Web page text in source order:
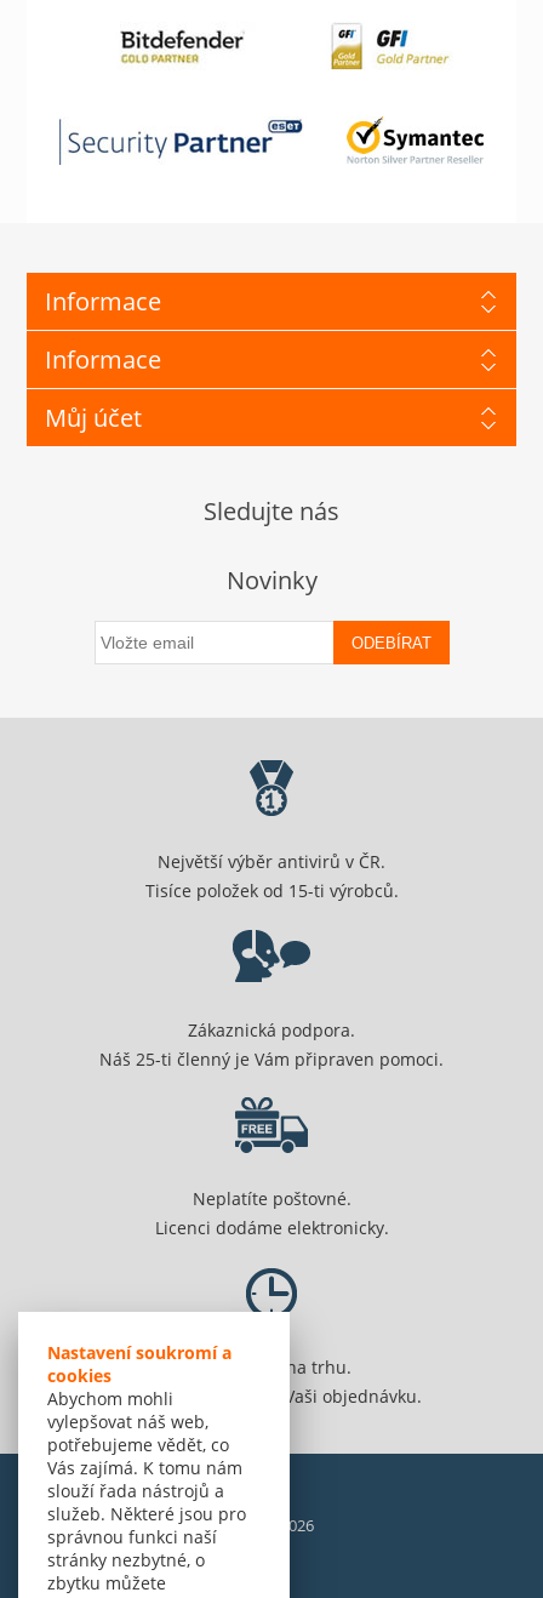
Nastavení soukromí a
cookies
Abychom mohli
vylepšovat náš web,
potřebujeme vědět, co
Vás zajímá. K tomu nám
slouží řada nástrojů a
služeb. Některé jsou pro
správnou funkci naší
stránky nezbytné, o
zbytku můžete
Informace
Informace
Můj účet
Sledujte nás
Novinky
ODEBÍRAT
Největší výběr antivirů v ČR.
Tisíce položek od 15-ti výrobců.
Zákaznická podpora.
Náš 25-ti členný je Vám připraven pomoci.
Neplatíte poštovné.
Licenci dodáme elektronicky.
Jsme 20 let na trhu.
Spolehlivě vyřídíme Vaši objednávku.
© Amenit Software Solutions, 1998 - 2026
Powered bynopCommerce